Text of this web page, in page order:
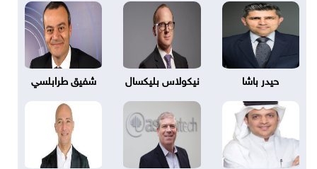
حيدر باشا نيكولاس بليكسال شفيق طرابلسي